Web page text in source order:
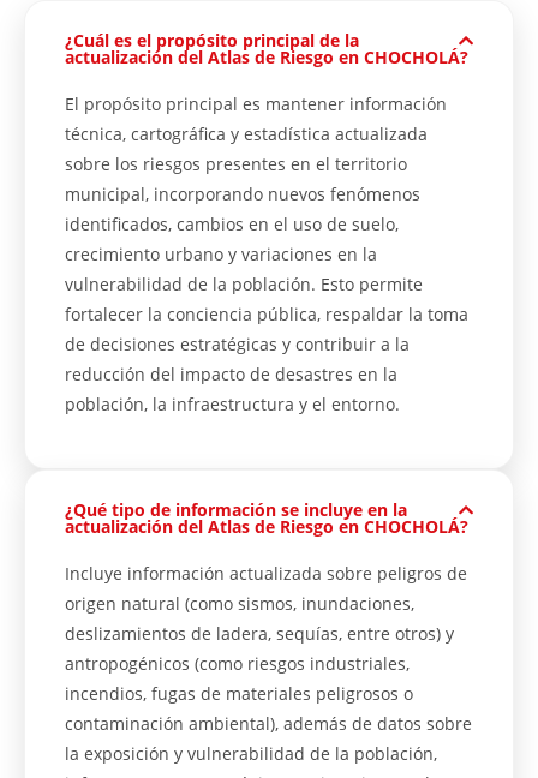
¿Cuál es el propósito principal de la
actualización del Atlas de Riesgo en CHOCHOLÁ?
El propósito principal es mantener información
técnica, cartográfica y estadística actualizada
sobre los riesgos presentes en el territorio
municipal, incorporando nuevos fenómenos
identificados, cambios en el uso de suelo,
crecimiento urbano y variaciones en la
vulnerabilidad de la población. Esto permite
fortalecer la conciencia pública, respaldar la toma
de decisiones estratégicas y contribuir a la
reducción del impacto de desastres en la
población, la infraestructura y el entorno.
¿Qué tipo de información se incluye en la
actualización del Atlas de Riesgo en CHOCHOLÁ?
Incluye información actualizada sobre peligros de
origen natural (como sismos, inundaciones,
deslizamientos de ladera, sequías, entre otros) y
antropogénicos (como riesgos industriales,
incendios, fugas de materiales peligrosos o
contaminación ambiental), además de datos sobre
la exposición y vulnerabilidad de la población,